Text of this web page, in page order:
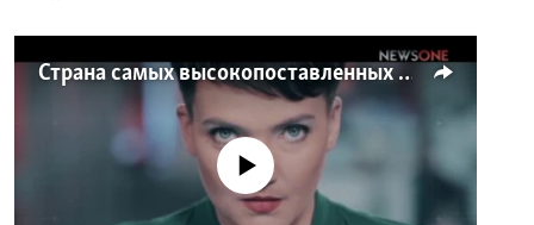
Страна самых высокопоставленных телеведущих. Почему политики захватили телеэфир Украины
No media source currently available